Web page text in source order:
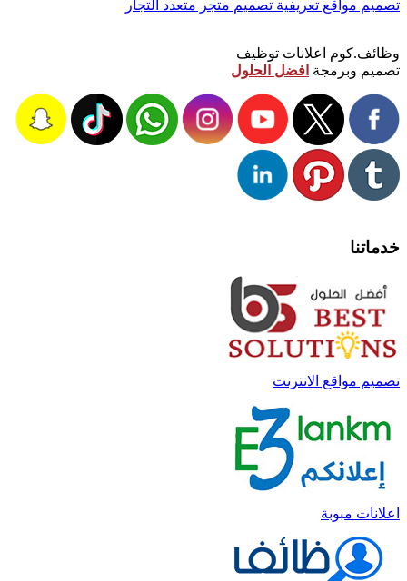
تصميم مواقع تعريفية تصميم متجر متعدد التجار
وظائف.كوم اعلانات توظيف
تصميم وبرمجة افضل الحلول
خدماتنا
تصميم مواقع الانترنت
اعلانات مبوبة